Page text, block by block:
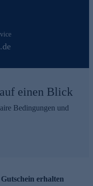
einen Blick
Bedingungen und
erhalten